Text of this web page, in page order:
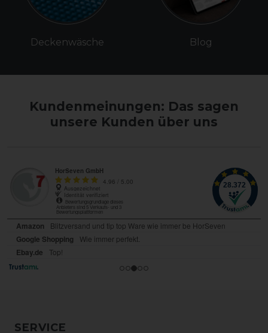
Deckenwäsche Blog
Kundenmeinungen: Das sagen
unsere Kunden über uns
SERVICE